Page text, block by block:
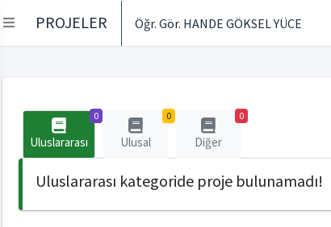
PROJELER Öğr. Gör. HANDE GÖKSEL YÜCE
0
Uluslararası
0
Ulusal
0
Diğer
Uluslararası kategoride proje bulunamadı!